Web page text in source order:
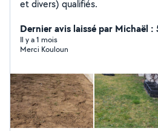
et divers) qualifiés.
Dernier avis laissé par Michaël :
Il y a 1 mois
Merci Kouloun